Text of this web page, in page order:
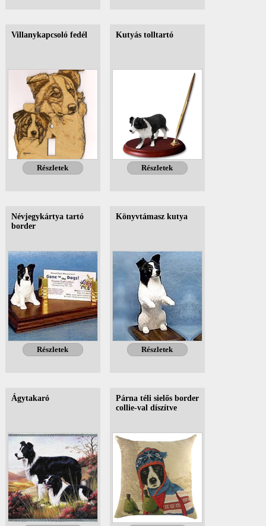
Villanykapcsoló fedél
Részletek
Kutyás tolltartó
Részletek
Névjegykártya tartó
border
Részletek
Könyvtámasz kutya
Részletek
Ágytakaró
Párna téli sielős border
collie-val díszítve